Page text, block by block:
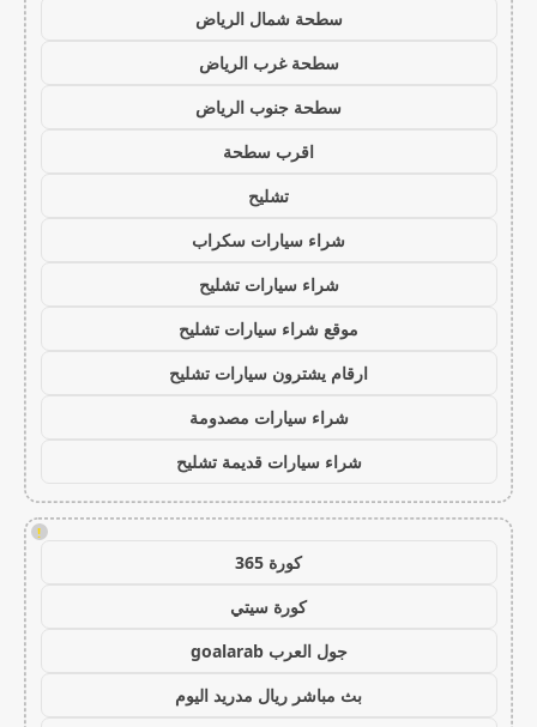
سطحة شمال الرياض
سطحة غرب الرياض
سطحة جنوب الرياض
اقرب سطحة
تشليح
شراء سيارات سكراب
شراء سيارات تشليح
موقع شراء سيارات تشليح
ارقام يشترون سيارات تشليح
شراء سيارات مصدومة
شراء سيارات قديمة تشليح
!
كورة 365
كورة سيتي
جول العرب goalarab
بث مباشر ريال مدريد اليوم